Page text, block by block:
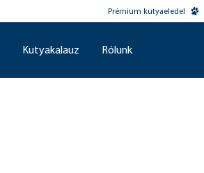
Prémium kutyaeledel
Kutyakalauz Rólunk